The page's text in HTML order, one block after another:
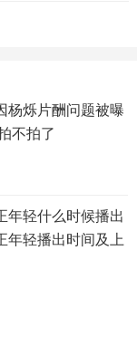
送朋友离开时，朋
狂欢散场后，两
停好车后，两人甜
杨烁片酬问题被曝
不拍了
年轻什么时候播出
年轻播出时间及上